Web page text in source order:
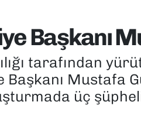
Başkanı
tarafından
Başkanı
üç